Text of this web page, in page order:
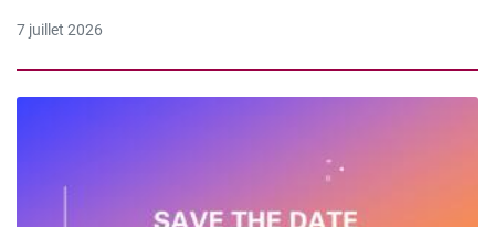
7 juillet 2026